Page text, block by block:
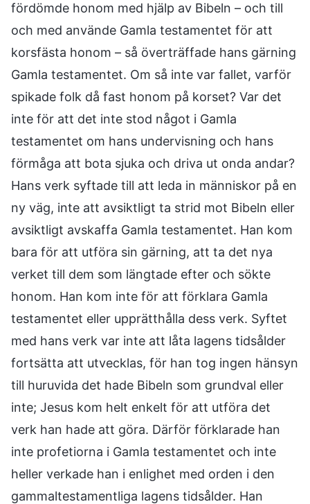
fördömde honom med hjälp av Bibeln – och till
och med använde Gamla testamentet för att
korsfästa honom – så överträffade hans gärning
Gamla testamentet. Om så inte var fallet, varför
spikade folk då fast honom på korset? Var det
inte för att det inte stod något i Gamla
testamentet om hans undervisning och hans
förmåga att bota sjuka och driva ut onda andar?
Hans verk syftade till att leda in människor på en
ny väg, inte att avsiktligt ta strid mot Bibeln eller
avsiktligt avskaffa Gamla testamentet. Han kom
bara för att utföra sin gärning, att ta det nya
verket till dem som längtade efter och sökte
honom. Han kom inte för att förklara Gamla
testamentet eller upprätthålla dess verk. Syftet
med hans verk var inte att låta lagens tidsålder
fortsätta att utvecklas, för han tog ingen hänsyn
till huruvida det hade Bibeln som grundval eller
inte; Jesus kom helt enkelt för att utföra det
verk han hade att göra. Därför förklarade han
inte profetiorna i Gamla testamentet och inte
heller verkade han i enlighet med orden i den
gammaltestamentliga lagens tidsålder. Han